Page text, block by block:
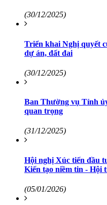
(30/12/2025)
Triển khai Nghị quyết
dự án, đất đai
(30/12/2025)
Ban Thường vụ Tỉnh
quan trọng
(31/12/2025)
Hội nghị Xúc tiến đầu
Kiến tạo niềm tin - Hội
(05/01/2026)